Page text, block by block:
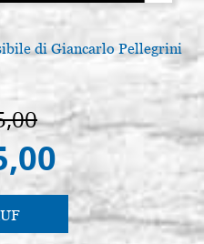
di Giancarlo Pellegrini